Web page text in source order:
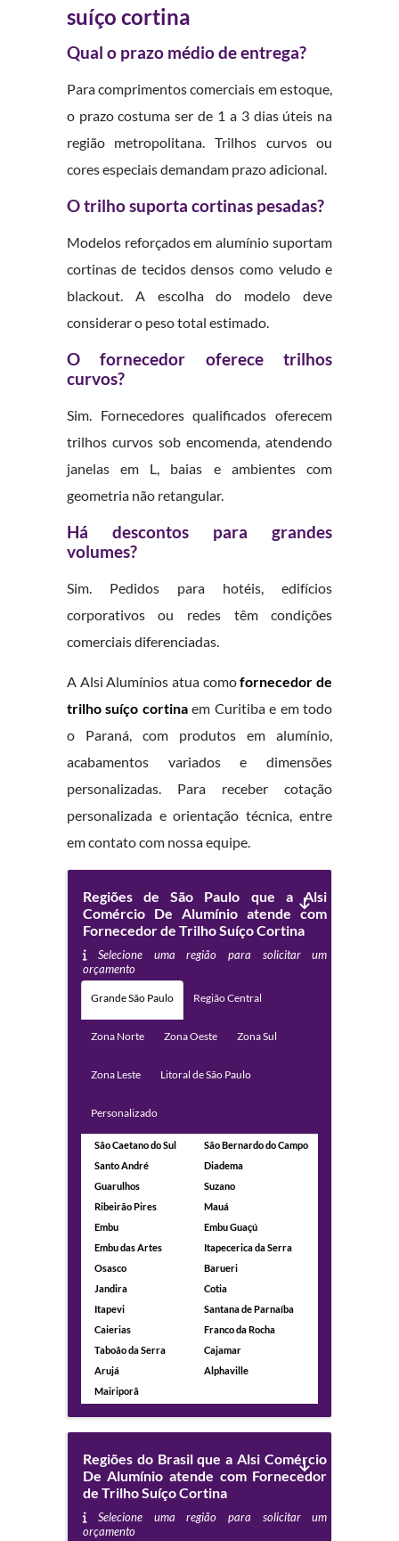
suíço cortina
Qual o prazo médio de entrega?
Para comprimentos comerciais em estoque,
o prazo costuma ser de 1 a 3 dias úteis na
região metropolitana. Trilhos curvos ou
cores especiais demandam prazo adicional.
O trilho suporta cortinas pesadas?
Modelos reforçados em alumínio suportam
cortinas de tecidos densos como veludo e
blackout. A escolha do modelo deve
considerar o peso total estimado.
O fornecedor oferece trilhos
curvos?
Sim. Fornecedores qualificados oferecem
trilhos curvos sob encomenda, atendendo
janelas em L, baias e ambientes com
geometria não retangular.
Há descontos para grandes
volumes?
Sim. Pedidos para hotéis, edifícios
corporativos ou redes têm condições
comerciais diferenciadas.
A Alsi Alumínios atua comofornecedor de
trilho suíço cortinaem Curitiba e em todo
o Paraná, com produtos em alumínio,
acabamentos variados e dimensões
personalizadas. Para receber cotação
personalizada e orientação técnica, entre
em contato com nossa equipe.
Regiões de São Paulo que a Alsi
Comércio De Alumínio atende com
Fornecedor de Trilho Suíço Cortina
Selecione uma região para solicitar um
orçamento
Grande São Paulo Região Central
Zona Norte Zona Oeste Zona Sul
Zona Leste Litoral de São Paulo
Personalizado
São Caetano do Sul
São Bernardo do Campo
Santo André
Diadema
Guarulhos
Suzano
Ribeirão Pires
Mauá
Embu
Embu Guaçú
Embu das Artes
Itapecerica da Serra
Osasco
Barueri
Jandira
Cotia
Itapevi
Santana de Parnaíba
Caierias
Franco da Rocha
Taboão da Serra
Cajamar
Arujá
Alphaville
Mairiporã
Regiões do Brasil que a Alsi Comércio
De Alumínio atende com Fornecedor
de Trilho Suíço Cortina
Selecione uma região para solicitar um
orçamento